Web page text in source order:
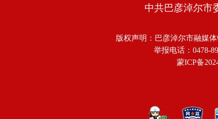
中共巴彦淖尔市
版权声明：巴彦淖尔市融媒
举报电话：0478-
蒙ICP备